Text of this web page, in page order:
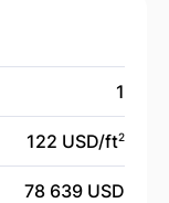
1
122 USD/ft2
78 639 USD